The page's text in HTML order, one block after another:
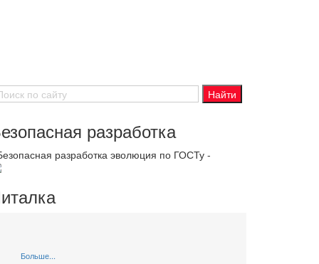
разработка
разработка эволюция по ГОСТу -
Больше...